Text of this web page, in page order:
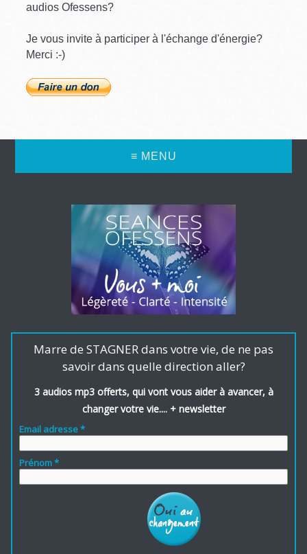
audios Ofessens?
Je vous invite à participer à l'échange d'énergie?
Merci :-)
≡ MENU
Marre de STAGNER dans votre vie, de ne pas
savoir dans quelle direction aller?
3 audios mp3 offerts, qui vont vous aider à avancer, à
changer votre vie.... + newsletter
Email adresse *
Prénom *